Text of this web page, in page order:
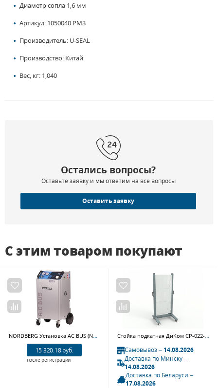
Диаметр сопла 1,6 мм
Артикул: 1050040 PM3
Производитель: U-SEAL
Производство: Китай
Вес, кг: 1,040
Остались вопросы?
Оставьте заявку и мы ответим на все вопросы
Оставить заявку
С этим товаром покупают
NORDBERG Установка AC BUS (NF40) автомат для заправки кондиционеров автобусов
15 320.18 руб.
после регистрации
Стойка подкатная ДиКом СР-022-02 ESD
Самовывоз –14.08.2026
Доставка по Минску –
14.08.2026
Доставка по Беларуси –
17.08.2026